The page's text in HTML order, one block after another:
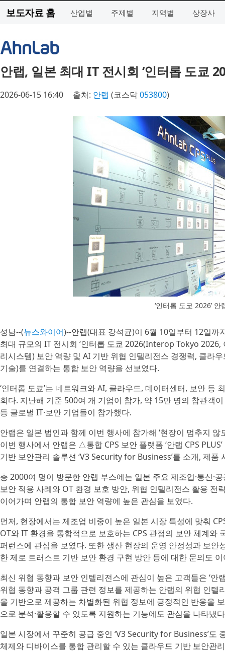
보도자료 홈 산업별 주제별 지역별 상장사
안랩, 일본 최대 IT 전시회 ‘인터롭 도쿄
2026-06-15 16:40 출처: 안랩 (코스닥053800)
‘인터롭 도쿄 2026’
성남--(뉴스와이어)--안랩(대표 강석균)이 6월 10일부터 12일
최대 규모의 IT 전시회 ‘인터롭 도쿄 2026(Interop Tokyo
리시스템) 보안 역량 및 AI 기반 위협 인텔리전스 경쟁력, 클
기술)를 연결하는 통합 보안 역량을 선보였다.
‘인터롭 도쿄’는 네트워크와 AI, 클라우드, 데이터센터, 보안 등
회다. 지난해 기준 500여 개 기업이 참가, 약 15만 명의 참관객
등 글로벌 IT·보안 기업들이 참가했다.
안랩은 일본 법인과 함께 이번 행사에 참가해 ‘현장이 멈추지
이번 행사에서 안랩은 △통합 CPS 보안 플랫폼 ‘안랩 CPS
기반 보안관리 솔루션 ‘V3 Security for Business’를 소개, 제품
총 2000여 명이 방문한 안랩 부스에는 일본 주요 제조업·통신·
보안 적용 사례와 OT 환경 보호 방안, 위협 인텔리전스 활용
이어가며 안랩의 통합 보안 역량에 높은 관심을 보였다.
먼저, 현장에서는 제조업 비중이 높은 일본 시장 특성에 맞춰
OT와 IT 환경을 통합적으로 보호하는 CPS 관점의 보안 체계와
퍼런스에 관심을 보였다. 또한 생산 현장의 운영 안정성과 보안
한 제로 트러스트 기반 보안 환경 구현 방안 등에 대한 문의도
최신 위협 동향과 보안 인텔리전스에 관심이 높은 고객들은 ‘안
위협 동향과 공격 그룹 관련 정보를 제공하는 안랩의 위협 인
을 기반으로 제공하는 차별화된 위협 정보에 긍정적인 반응을
으로 분석·활용할 수 있도록 지원하는 기능에도 관심을 나타냈
일본 시장에서 꾸준히 공급 중인 ‘V3 Security for Business’도
체제와 디바이스를 통합 관리할 수 있는 클라우드 기반 보안관